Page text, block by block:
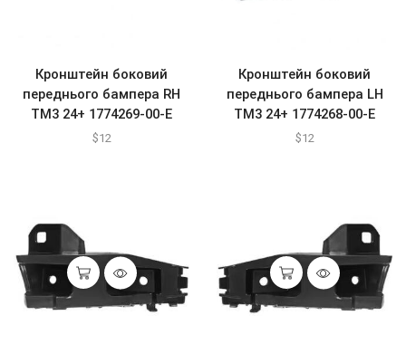
Кронштейн боковий
переднього бампера RH
ТМ3 24+ 1774269-00-E
$12
Кронштейн боковий
переднього бампера LH
ТМ3 24+ 1774268-00-E
$12